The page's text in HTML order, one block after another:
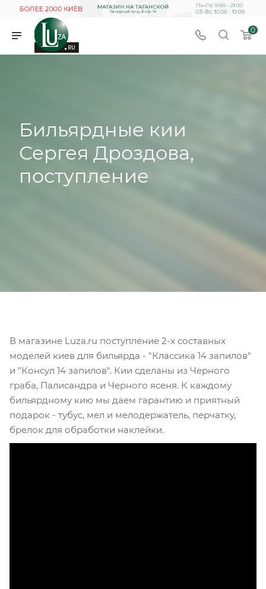
0
Бильярдные кии
Сергея Дроздова,
поступление
В магазине Luza.ru поступление 2-х составных
моделей киев для бильярда - "Классика 14 запилов"
и "Консул 14 запилов". Кии сделаны из Черного
граба, Палисандра и Черного ясеня. К каждому
бильярдному кию мы даем гарантию и приятный
подарок - тубус, мел и мелодержатель, перчатку,
брелок для обработки наклейки.